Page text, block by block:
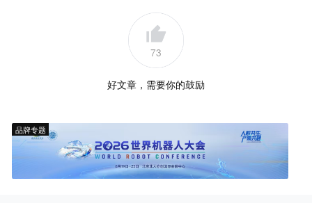
73
好文章，需要你的鼓励
品牌专题